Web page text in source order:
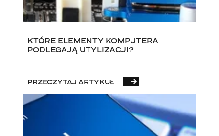
KTÓRE ELEMENTY KOMPUTERA
PODLEGAJĄ UTYLIZACJI?
PRZECZYTAJ ARTYKUŁ